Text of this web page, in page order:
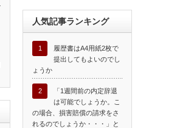
人気記事ランキング
1
履歴書はA4用紙2枚で
提出してもよいのでし
ょうか
2
「1週間前の内定辞退
は可能でしょうか。こ
の場合、損害賠償の請求をさ
れるのでしょうか・・・」と